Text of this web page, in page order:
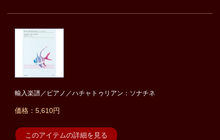
輸入楽譜／ピアノ／ハチャトゥリアン：ソナチネ
価格：5,610円
このアイテムの詳細を見る